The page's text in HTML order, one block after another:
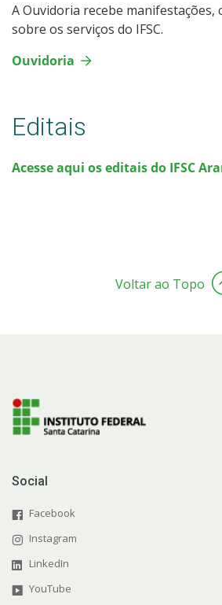
A Ouvidoria recebe manifestações,
sobre os serviços do IFSC.
Ouvidoria
Editais
Acesse aqui os editais do IFSC
Voltar ao Topo
Social
Facebook
Instagram
LinkedIn
YouTube